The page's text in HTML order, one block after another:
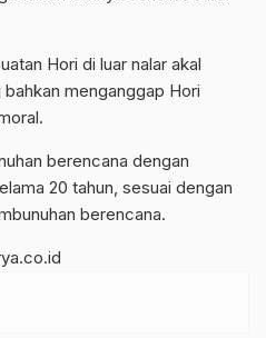
Hori di luar nalar akal
menganggap Hori
berencana dengan
20 tahun, sesuai dengan
berencana.